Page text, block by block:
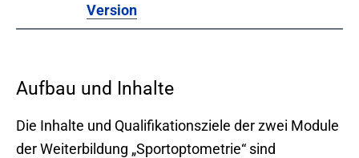
Version
Aufbau und Inhalte
Die Inhalte und Qualifikationsziele der zwei Module
der Weiterbildung „Sportoptometrie“ sind